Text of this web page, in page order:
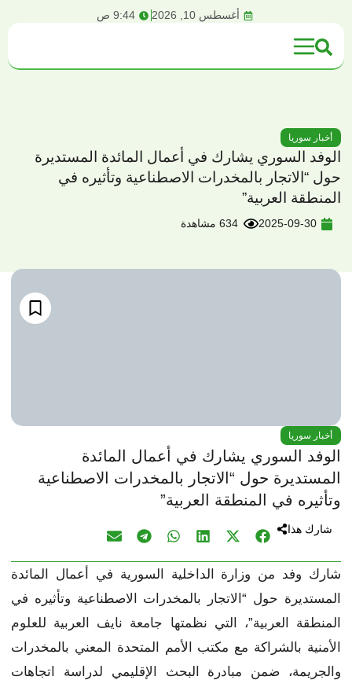
أغسطس 10, 2026 9:44 ص
أخبار سوريا
الوفد السوري يشارك في أعمال المائدة المستديرة
حول “الاتجار بالمخدرات الاصطناعية وتأثيره في
المنطقة العربية”
2025-09-30 634 مشاهدة
أخبار سوريا
الوفد السوري يشارك في أعمال المائدة
المستديرة حول “الاتجار بالمخدرات الاصطناعية
وتأثيره في المنطقة العربية”
شارك هذا
شارك وفد من وزارة الداخلية السورية في أعمال المائدة
المستديرة حول “الاتجار بالمخدرات الاصطناعية وتأثيره في
المنطقة العربية”، التي نظمتها جامعة نايف العربية للعلوم
الأمنية بالشراكة مع مكتب الأمم المتحدة المعني بالمخدرات
والجريمة، ضمن مبادرة البحث الإقليمي لدراسة اتجاهات